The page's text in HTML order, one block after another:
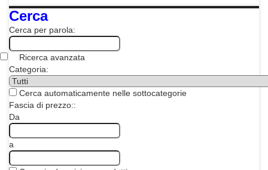
Cerca
Cerca per parola:
Ricerca avanzata
Categoria:
Cerca automaticamente nelle sottocategorie
Fascia di prezzo::
Da
a